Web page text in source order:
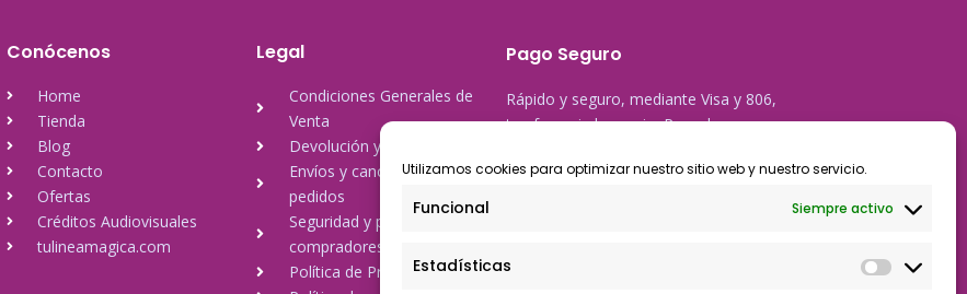
Utilizamos cookies para optimizar nuestro sitio web y nuestro servicio.
Funcional Siempre activo
Estadísticas
Conócenos
Home
Tienda
Blog
Contacto
Ofertas
Créditos Audiovisuales
tulineamagica.com
Legal
Condiciones Generales de
Venta
Devolución y reembolso
Envíos y cancelación de
pedidos
Seguridad y protección a
compradores
Política de Privacidad
Pago Seguro
Rápido y seguro, mediante Visa y 806,
trasferencia bancaria, Paypal